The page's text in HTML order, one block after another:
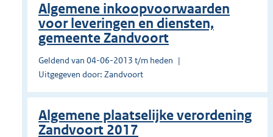
Algemene inkoopvoorwaarden
voor leveringen en diensten,
gemeente Zandvoort
Geldend van 04-06-2013 t/m heden
Uitgegeven door: Zandvoort
Algemene plaatselijke verordening
Zandvoort 2017